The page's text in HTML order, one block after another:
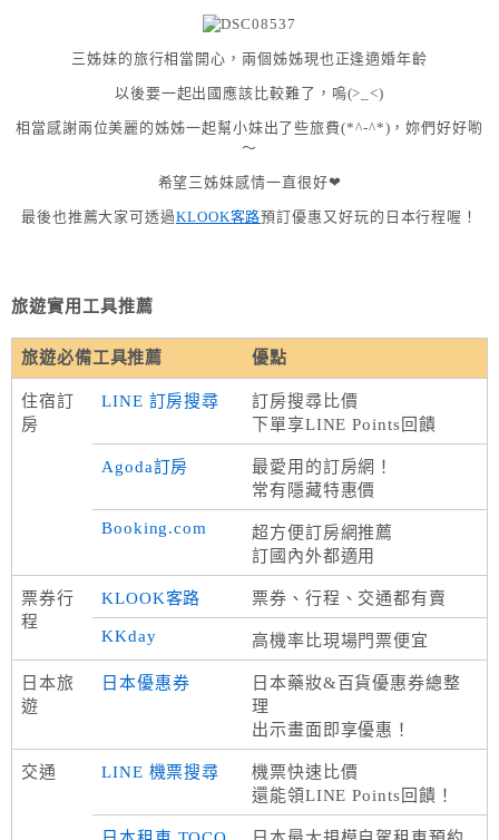
三姊妹的旅行相當開心，兩個姊姊現也正逢適婚年齡
以後要一起出國應該比較難了，嗚(>_<)
相當感謝兩位美麗的姊姊一起幫小妹出了些旅費(*^-^*)，妳們好好喲
～
希望三姊妹感情一直很好❤
最後也推薦大家可透過KLOOK客路預訂優惠又好玩的日本行程喔！
旅遊實用工具推薦
旅遊必備工具推薦 優點
住宿訂
房
LINE 訂房搜尋
訂房搜尋比價
下單享LINE Points回饋
Agoda訂房
最愛用的訂房網！
常有隱藏特惠價
Booking.com
超方便訂房網推薦
訂國內外都適用
票券行
程
KLOOK客路 票券、行程、交通都有賣
KKday 高機率比現場門票便宜
日本旅
遊
日本優惠券
日本藥妝&百貨優惠券總整
理
出示畫面即享優惠！
交通 LINE 機票搜尋
機票快速比價
還能領LINE Points回饋！